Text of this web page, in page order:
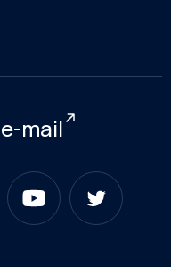
mail